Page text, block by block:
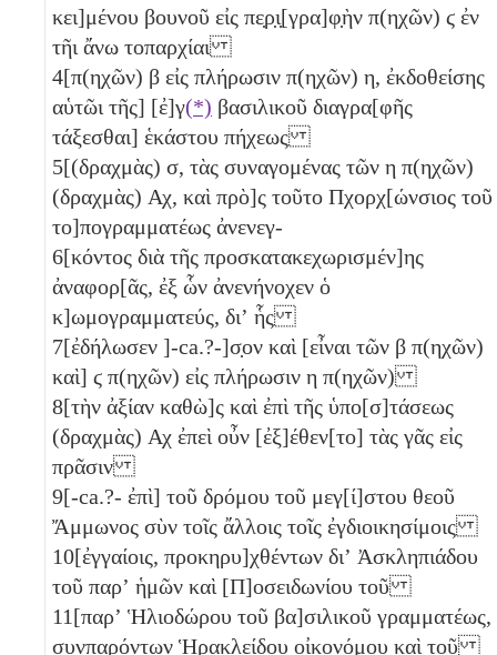
κει]μένου βουνοῦ εἰς πε̣ρ̣ι̣[γρα]φ̣ὴν π(ηχῶν) ϛ ἐν
τῆι ἄνω τοπαρχίαι
4[π(ηχῶν) β εἰς πλήρωσιν π(ηχῶν) η, ἐκδοθείσης
αὑτῶι τῆς] [ἐ]γ(*) βασιλικοῦ διαγρα[φῆς
τάξεσθαι] ἑκάστου πήχεως
5[(δραχμὰς) σ, τὰς συναγομένας τῶν η π(ηχῶν)
(δραχμὰς) Αχ, καὶ πρὸ]ς τοῦτο Πχορχ[ώνσιος τοῦ
το]πογραμματέως ἀνενεγ-
6[κόντος διὰ τῆς προσκατακεχωρισμέν]ης
ἀναφορ[ᾶς, ἐξ ὧν ἀνενήνοχεν ὁ
κ]ωμογραμματεύς, διʼ ἧς
7[ἐδήλωσεν ]-ca.?-]σ̣ον καὶ [εἶναι τῶν β π(ηχῶν)
καὶ] ϛ π(ηχῶν) εἰς πλήρωσιν η π(ηχῶν)
8[τὴν ἀξίαν καθὼ]ς καὶ ἐπὶ τῆς ὑπο[σ]τάσεως
(δραχμὰς) Αχ ἐπεὶ οὖν [ἐξ]έθεν[το] τὰς γᾶς εἰς
πρᾶσιν
9[-ca.?- ἐπὶ] τοῦ δρόμου τοῦ μεγ[ί]στου θεοῦ
Ἄμμωνος σὺν τοῖς ἄλλοις τοῖς ἐγδιοικησίμοις
10[ἐγγαίοις, προκηρυ]χθέντων διʼ Ἀσκληπιάδου
τοῦ παρʼ ἡμῶν καὶ [Π]οσειδωνίου τοῦ
11[παρʼ Ἡλιοδώρου τοῦ βα]σιλικοῦ γραμματέως,
συνπαρόντων Ἡρακλείδου οἰκονόμου καὶ τοῦ